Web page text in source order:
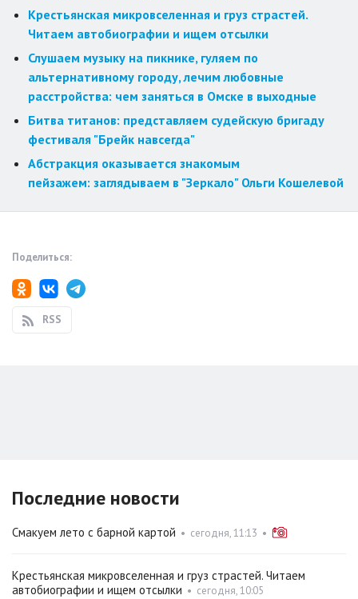
Крестьянская микровселенная и груз страстей.
Читаем автобиографии и ищем отсылки
Слушаем музыку на пикнике, гуляем по
альтернативному городу, лечим любовные
расстройства: чем заняться в Омске в выходные
Битва титанов: представляем судейскую бригаду
фестиваля "Брейк навсегда"
Абстракция оказывается знакомым
пейзажем: заглядываем в "Зеркало" Ольги Кошелевой
Поделиться:
RSS
Последние новости
Смакуем лето с барной картой • сегодня, 11:13 •
Крестьянская микровселенная и груз страстей. Читаем
автобиографии и ищем отсылки • сегодня, 10:05